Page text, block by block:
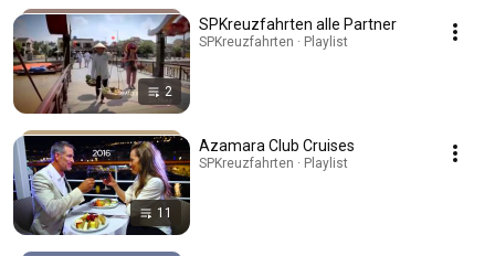
2
SPKreuzfahrten alle Partner
SPKreuzfahrten · Playlist
11
Azamara Club Cruises
SPKreuzfahrten · Playlist